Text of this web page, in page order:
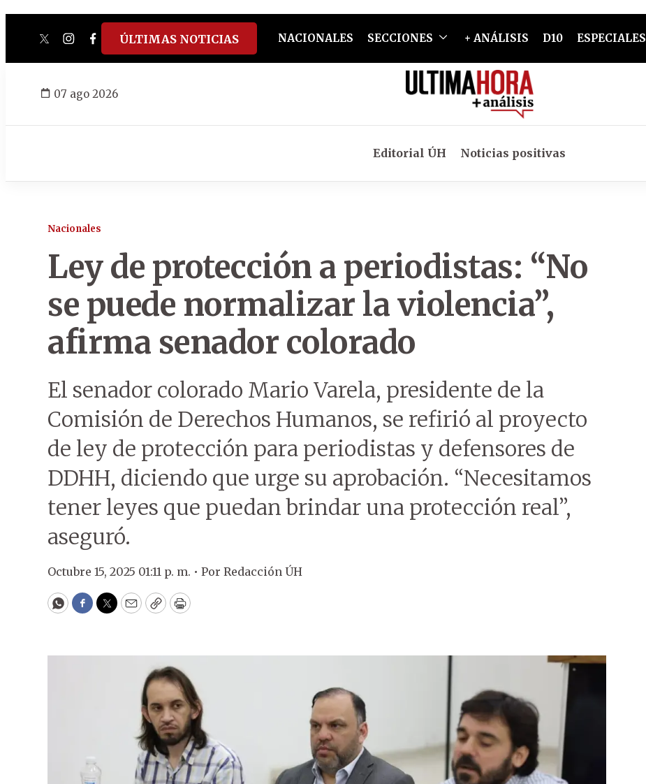
twitterinstagram
facebook
tiktokyoutube
spotify
ÚLTIMAS NOTICIAS NACIONALES SECCIONES + ANÁLISIS D10 ESPECIALES
07 ago 2026
Editorial ÚH Noticias positivas
Nacionales
Ley de protección a periodistas: “No
se puede normalizar la violencia”,
afirma senador colorado
El senador colorado Mario Varela, presidente de la
Comisión de Derechos Humanos, se refirió al proyecto
de ley de protección para periodistas y defensores de
DDHH, diciendo que urge su aprobación. “Necesitamos
tener leyes que puedan brindar una protección real”,
aseguró.
Octubre 15, 2025 01:11 p. m. • Por Redacción ÚH
WhatsApp
Facebook
Twitter
EmailCopyPrint